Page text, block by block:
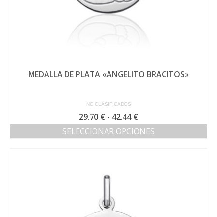
MEDALLA DE PLATA «ANGELITO BRACITOS»
NO CLASIFICADOS
29.70 € - 42.44€Rango
de
precios:
SELECCIONAR OPCIONES
variantes.
opciones
se